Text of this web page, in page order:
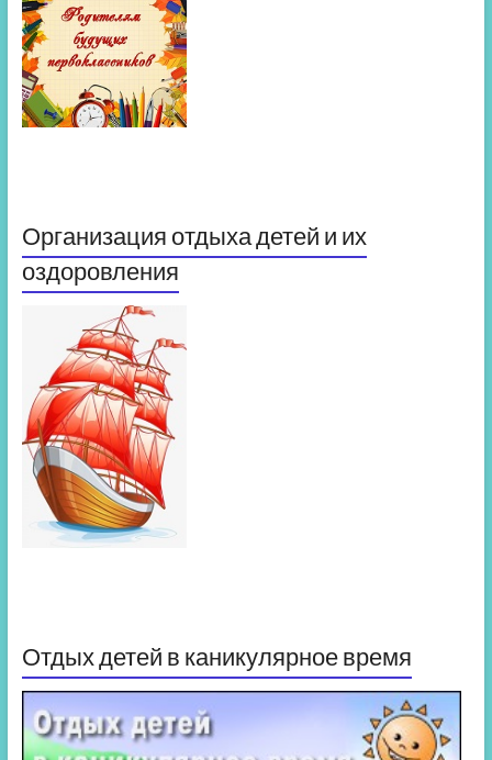
Организация отдыха детей и их
оздоровления
Отдых детей в каникулярное время